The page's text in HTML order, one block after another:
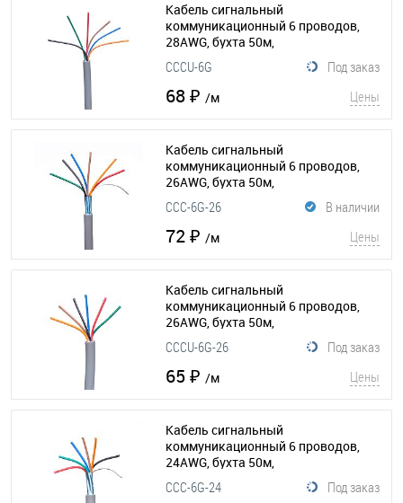
Кабель сигнальный
коммуникационный 6 проводов,
28AWG, бухта 50м,
неэкранированный, серый
(015-186)
Под заказ
CCCU-6G
68 ₽ /м Цены
Кабель сигнальный
коммуникационный 6 проводов,
26AWG, бухта 50м,
экранированный, серый (015-200)
В наличии
CCC-6G-26
72 ₽ /м Цены
Кабель сигнальный
коммуникационный 6 проводов,
26AWG, бухта 50м,
неэкранированный, серый
(015-194)
Под заказ
CCCU-6G-26
65 ₽ /м Цены
Кабель сигнальный
коммуникационный 6 проводов,
24AWG, бухта 50м,
экранированный, серый(015-206)
Под заказ
CCC-6G-24